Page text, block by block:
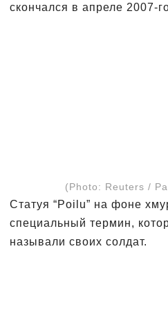
скончался в апреле 2007-
(Photo: Reuters /
Статуя “Poilu” на фоне
специальный термин,
называли своих солдат.